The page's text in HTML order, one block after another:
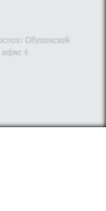
Обуховской
офис 4